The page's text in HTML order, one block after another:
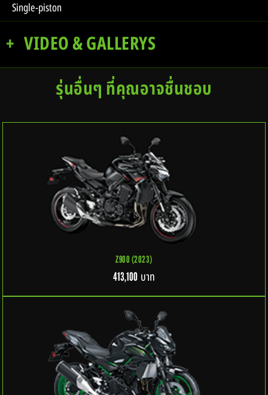
Single-piston
VIDEO & GALLERYS
รุ่นอื่นๆ ที่คุณอาจชื่นชอบ
Z900 (2023)
413,100 บาท